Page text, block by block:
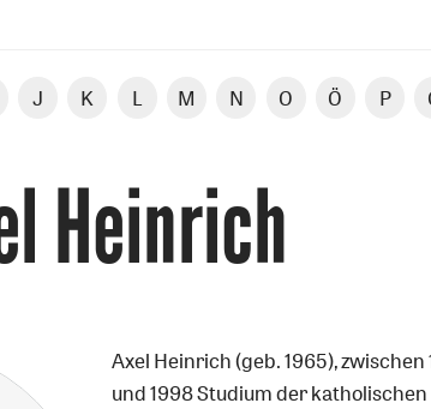
J K L M N O Ö P
Heinrich
Axel Heinrich (geb. 1965), zwischen
und 1998 Studium der katholischen